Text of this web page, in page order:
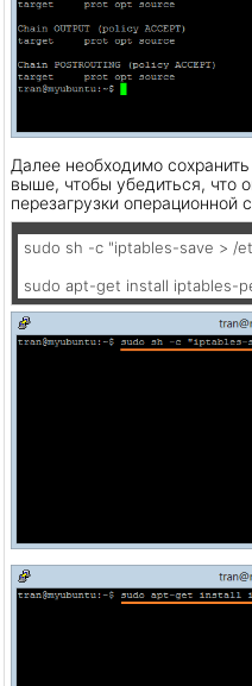
Далее необходимо
выше, чтобы убедиться, что
перезагрузки операционной
sudo sh -c "iptables-save > /
sudo apt-get install iptables-